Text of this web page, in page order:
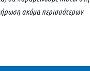
ακόμα περισσότερων